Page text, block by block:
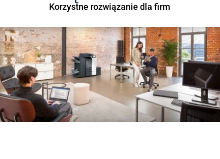
Korzystne rozwiązanie dla firm